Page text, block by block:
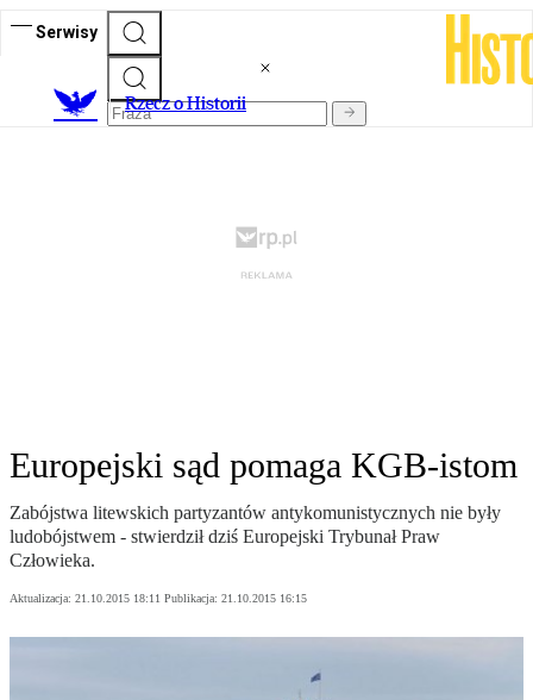
Serwisy
Rzecz o Historii
Europejski sąd pomaga KGB-istom
Zabójstwa litewskich partyzantów antykomunistycznych nie były
ludobójstwem - stwierdził dziś Europejski Trybunał Praw
Człowieka.
Aktualizacja: 21.10.2015 18:11 Publikacja: 21.10.2015 16:15